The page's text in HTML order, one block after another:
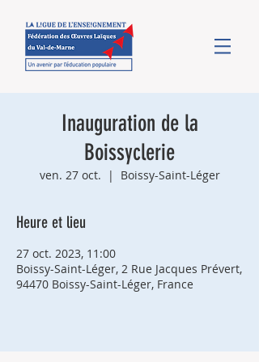
Inauguration de la
Boissyclerie
ven. 27 oct.
  |
Boissy-Saint-Léger
Heure et lieu
27 oct. 2023, 11:00
Boissy-Saint-Léger, 2 Rue Jacques Prévert,
94470 Boissy-Saint-Léger, France